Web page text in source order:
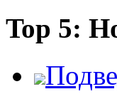
Top 5: